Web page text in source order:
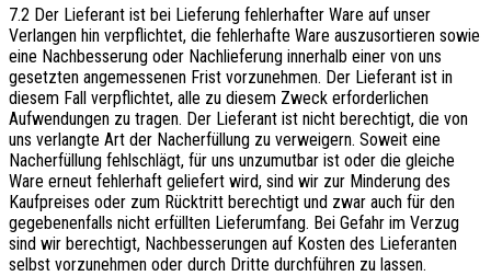
7.2 Der Lieferant ist bei Lieferung fehlerhafter Ware auf unser
Verlangen hin verpflichtet, die fehlerhafte Ware auszusortieren sowie
eine Nachbesserung oder Nachlieferung innerhalb einer von uns
gesetzten angemessenen Frist vorzunehmen. Der Lieferant ist in
diesem Fall verpflichtet, alle zu diesem Zweck erforderlichen
Aufwendungen zu tragen. Der Lieferant ist nicht berechtigt, die von
uns verlangte Art der Nacherfüllung zu verweigern. Soweit eine
Nacherfüllung fehlschlägt, für uns unzumutbar ist oder die gleiche
Ware erneut fehlerhaft geliefert wird, sind wir zur Minderung des
Kaufpreises oder zum Rücktritt berechtigt und zwar auch für den
gegebenenfalls nicht erfüllten Lieferumfang. Bei Gefahr im Verzug
sind wir berechtigt, Nachbesserungen auf Kosten des Lieferanten
selbst vorzunehmen oder durch Dritte durchführen zu lassen.